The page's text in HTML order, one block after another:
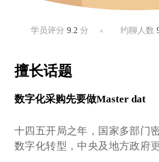
学员评分 9.2 分 约聊人数
擅长话题
数字化采购先要做Master dat
十四五开局之年，国家多部门
数字化转型，中央及地方政府